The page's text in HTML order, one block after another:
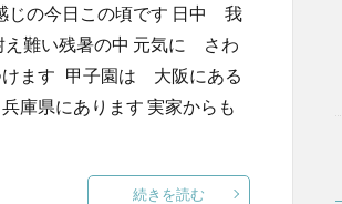
じの今日この頃です 日中 我
難い残暑の中 元気に さわ
ます 甲子園は 大阪にある
庫県にあります 実家からも
続きを読む